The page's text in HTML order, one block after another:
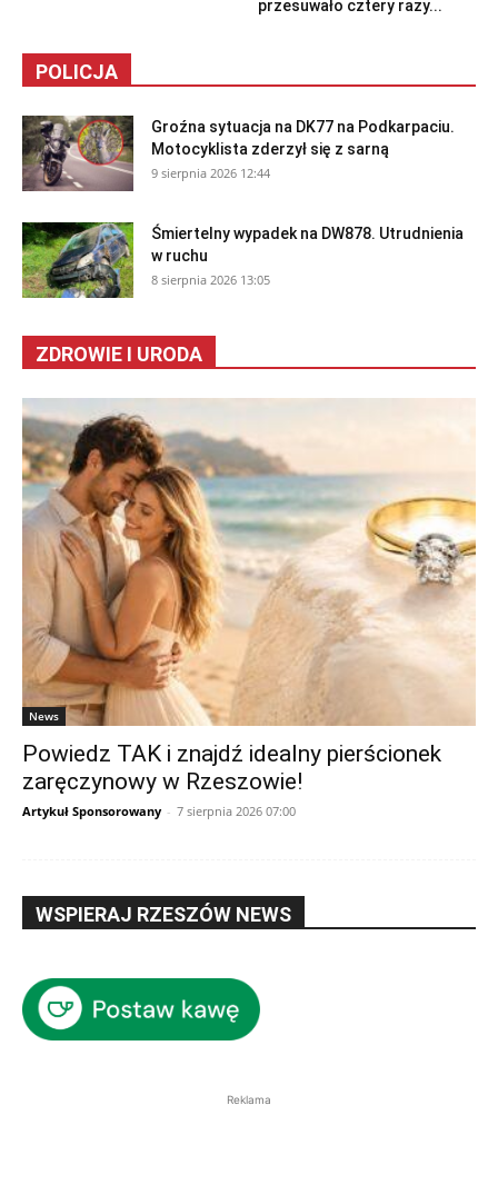
przesuwało cztery razy...
POLICJA
Groźna sytuacja na DK77 na Podkarpaciu.
Motocyklista zderzył się z sarną
9 sierpnia 2026 12:44
Śmiertelny wypadek na DW878. Utrudnienia
w ruchu
8 sierpnia 2026 13:05
ZDROWIE I URODA
News
Powiedz TAK i znajdź idealny pierścionek
zaręczynowy w Rzeszowie!
Artykuł Sponsorowany - 7 sierpnia 2026 07:00
WSPIERAJ RZESZÓW NEWS
Reklama